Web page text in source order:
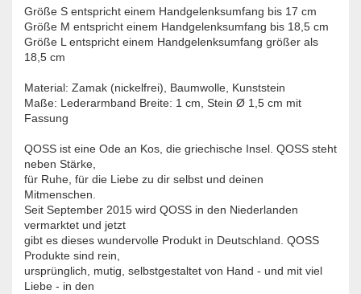
Größe S entspricht einem Handgelenksumfang bis 17 cm
Größe M entspricht einem Handgelenksumfang bis 18,5 cm
Größe L entspricht einem Handgelenksumfang größer als
18,5 cm
Material: Zamak (nickelfrei), Baumwolle, Kunststein
Maße: Lederarmband Breite: 1 cm, Stein Ø 1,5 cm mit
Fassung
QOSS ist eine Ode an Kos, die griechische Insel. QOSS steht
neben Stärke,
für Ruhe, für die Liebe zu dir selbst und deinen
Mitmenschen.
Seit September 2015 wird QOSS in den Niederlanden
vermarktet und jetzt
gibt es dieses wundervolle Produkt in Deutschland. QOSS
Produkte sind rein,
ursprünglich, mutig, selbstgestaltet von Hand - und mit viel
Liebe - in den